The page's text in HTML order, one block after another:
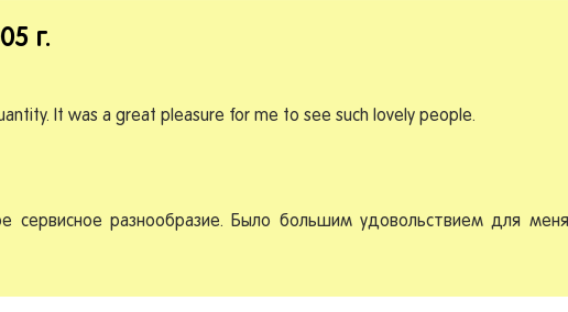
г.
It was a great pleasure for me to see such lovely people.
сервисное разнообразие. Было большим удовольствием для меня